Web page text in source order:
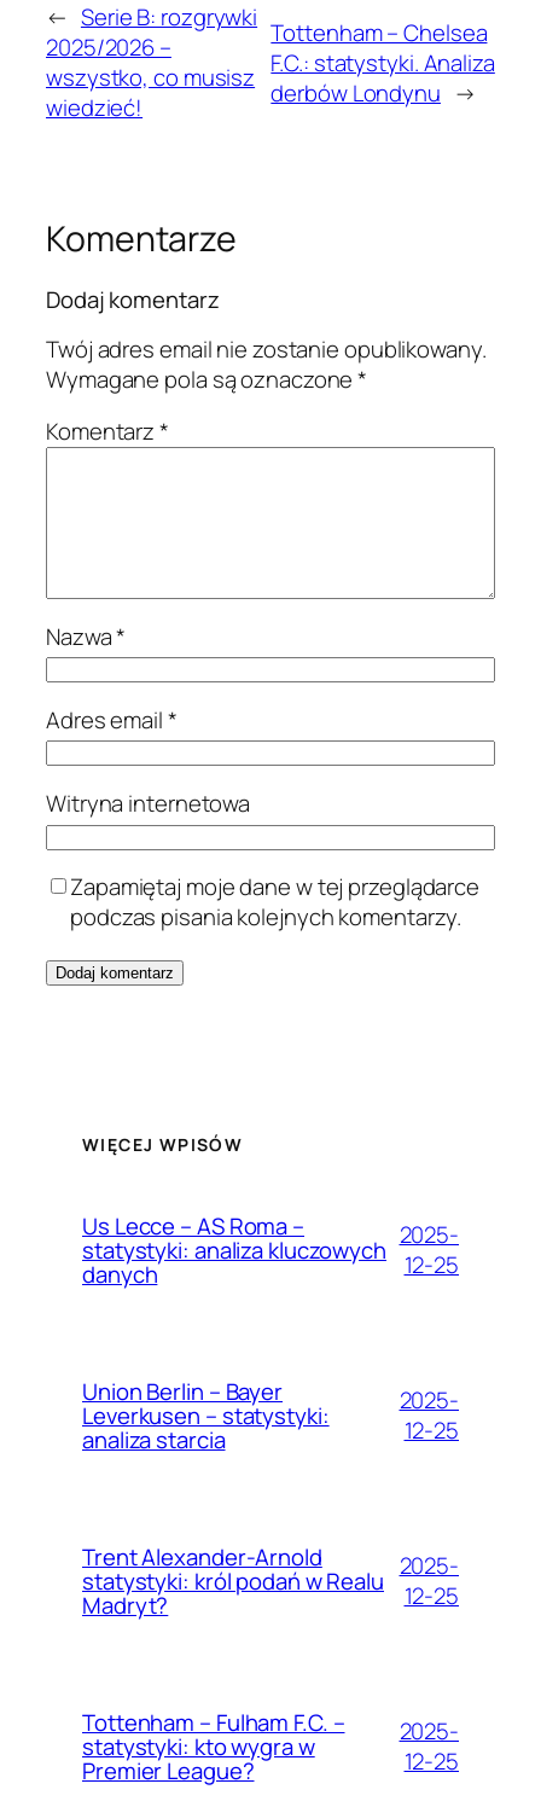
← Serie B: rozgrywki
2025/2026 –
wszystko, co musisz
wiedzieć!
Tottenham – Chelsea
F.C.: statystyki. Analiza
derbów Londynu →
Komentarze
Dodaj komentarz
Twój adres email nie zostanie opublikowany.
Wymagane pola są oznaczone*
Komentarz*
Nazwa*
Adres email*
Witryna internetowa
Zapamiętaj moje dane w tej przeglądarce
podczas pisania kolejnych komentarzy.
WIĘCEJ WPISÓW
Us Lecce – AS Roma –
statystyki: analiza kluczowych
danych
2025-
12-25
Union Berlin – Bayer
Leverkusen – statystyki:
analiza starcia
2025-
12-25
Trent Alexander-Arnold
statystyki: król podań w Realu
Madryt?
2025-
12-25
Tottenham – Fulham F.C. –
statystyki: kto wygra w
Premier League?
2025-
12-25